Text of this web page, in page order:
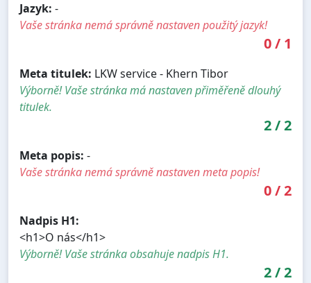
Jazyk: -
Vaše stránka nemá správně nastaven použitý jazyk!
0/ 1
Meta titulek: LKW service - Khern Tibor
Výborně! Vaše stránka má nastaven přiměřeně dlouhý
titulek.
2/2
Meta popis: -
Vaše stránka nemá správně nastaven meta popis!
0/2
Nadpis H1:
<h1>O nás</h1>
Výborně! Vaše stránka obsahuje nadpis H1.
2/2